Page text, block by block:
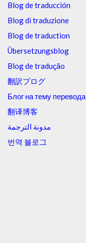
Blog de traducción
Blog di traduzione
Blog de traduction
Übersetzungsblog
Blog de tradução
翻訳ブログ
Блог на тему перевода
翻译博客
مدونة الترجمة
번역 블로그